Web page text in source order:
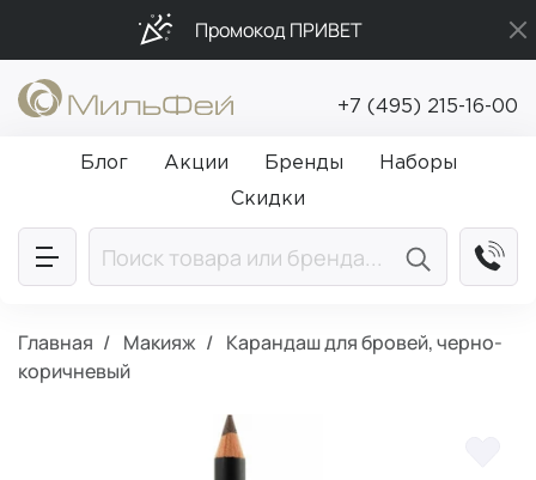
Промокод ПРИВЕТ
Подарки в каждый заказ от 5 000₽
Бесплатная доставка от 5 000₽
+7 (495) 215-16-00
Блог Акции Бренды
Наборы
Скидки
Главная Макияж
Карандаш для бровей, черно-
коричневый